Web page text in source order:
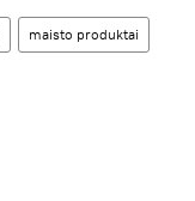
maisto produktai